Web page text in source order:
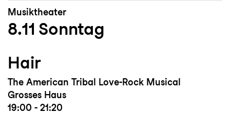
Musiktheater
8.11 Sonntag
Hair
The American Tribal Love-Rock Musical
Grosses Haus
19:00 - 21:20